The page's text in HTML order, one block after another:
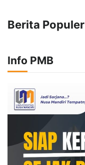
Berita Populer
Info PMB